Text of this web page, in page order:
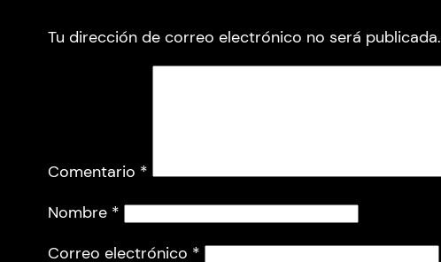
Tu dirección de correo electrónico no será publicada.
Comentario *
Nombre *
Correo electrónico *